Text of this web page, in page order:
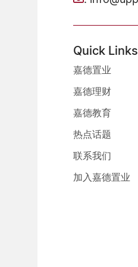
Quick Links
嘉德置业
嘉德理财
嘉德教育
热点话题
联系我们
加入嘉德置业